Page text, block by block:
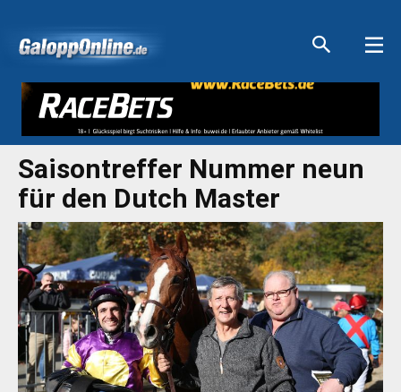
Saisontreffer Nummer neun
für den Dutch Master